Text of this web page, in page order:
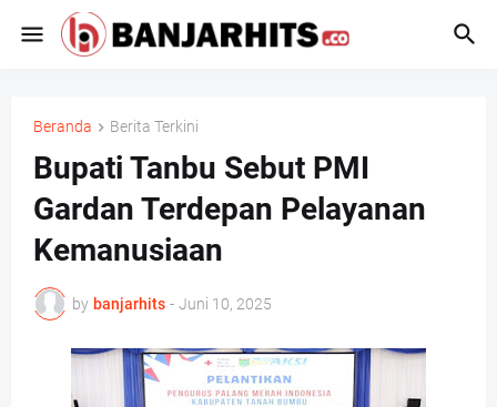
Beranda Berita Terkini
Bupati Tanbu Sebut PMI
Gardan Terdepan Pelayanan
Kemanusiaan
by banjarhits - Juni 10, 2025